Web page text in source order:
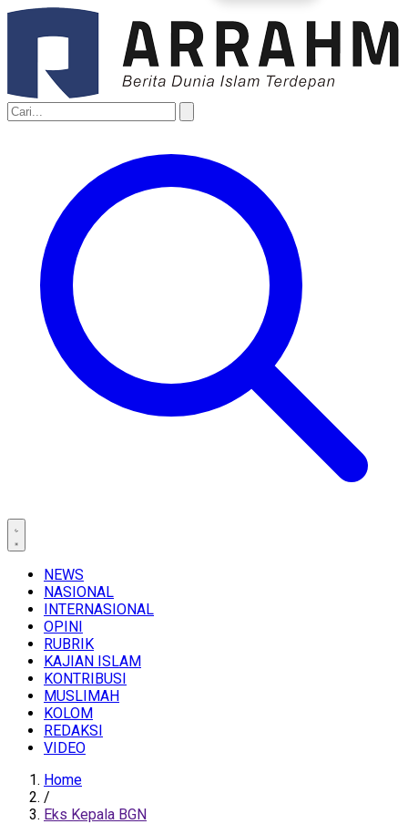
NEWS
NASIONAL
INTERNASIONAL
OPINI
RUBRIK
KAJIAN ISLAM
KONTRIBUSI
MUSLIMAH
KOLOM
REDAKSI
VIDEO
Home
/
Eks Kepala BGN